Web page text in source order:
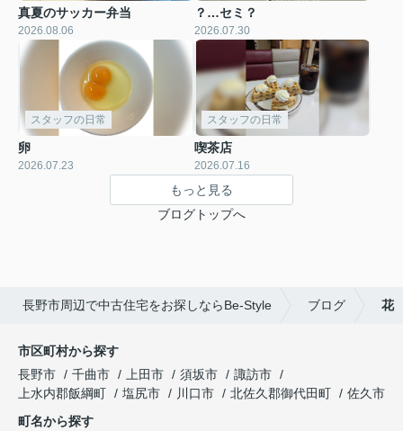
真夏のサッカー弁当
2026.08.06
？…セミ？
2026.07.30
スタッフの日常
卵
2026.07.23
スタッフの日常
喫茶店
2026.07.16
もっと見る
ブログトップへ
長野市周辺で中古住宅をお探しならBe-Style ブログ 花
市区町村から探す
長野市
千曲市 上田市 須坂市
諏訪市
上水内郡飯綱町
塩尻市 川口市 北佐久郡御代田町
佐久市
町名から探す